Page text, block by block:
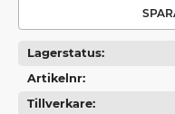
Lagerstatus
Artikelnr
Tillverkare